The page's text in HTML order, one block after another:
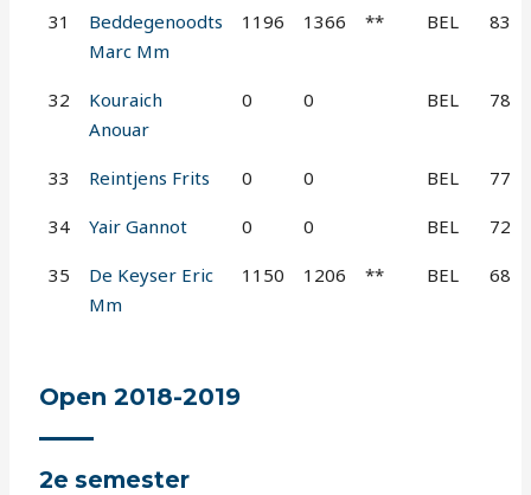
31
Beddegenoodts
Marc Mm
1196 1366 ** BEL 83
32
Kouraich
Anouar
0 0 BEL 78
33 Reintjens Frits 0 0 BEL 77
34 Yair Gannot 0 0 BEL 72
35
De Keyser Eric
Mm
1150 1206 ** BEL 68
Open 2018-2019
2e semester